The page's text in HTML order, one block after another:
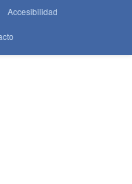
Accesibilidad